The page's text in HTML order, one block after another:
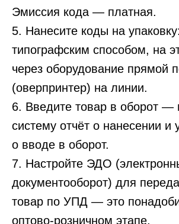
Эмиссия кода — платная.
5. Нанесите коды на упаковку:
типографским способом, на
через оборудование прямой
(оверпринтер) на линии.
6. Введите товар в оборот —
систему отчёт о нанесении и
о вводе в оборот.
7. Настройте ЭДО
документооборот) для
товар по УПД — это
оптово-розничном этапе.